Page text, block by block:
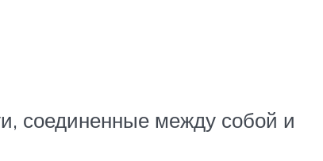
соединенные между собой и